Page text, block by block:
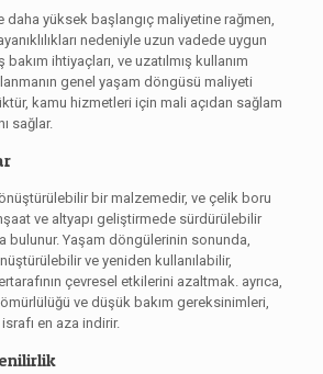
yüksek başlangıç ​​maliyetine rağmen,
nedeniyle uzun vadede uygun
bakım ihtiyaçları, ve uzatılmış kullanım
genel yaşam döngüsü maliyeti
kamu hizmetleri için mali açıdan sağlam
sağlar.
bir malzemedir, ve çelik boru
ve altyapı geliştirmede sürdürülebilir
bulunur. Yaşam döngülerinin sonunda,
ve yeniden kullanılabilir,
çevresel etkilerini azaltmak. ayrıca,
ve düşük bakım gereksinimleri,
en aza indirir.